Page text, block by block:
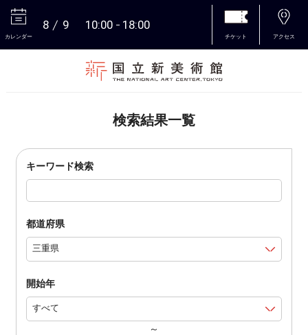
カレンダー
8 9 10:00 18:00
チケット アクセス
検索結果一覧
キーワード検索
都道府県
開始年
～